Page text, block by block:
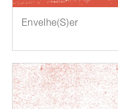
Envelhe(S)er